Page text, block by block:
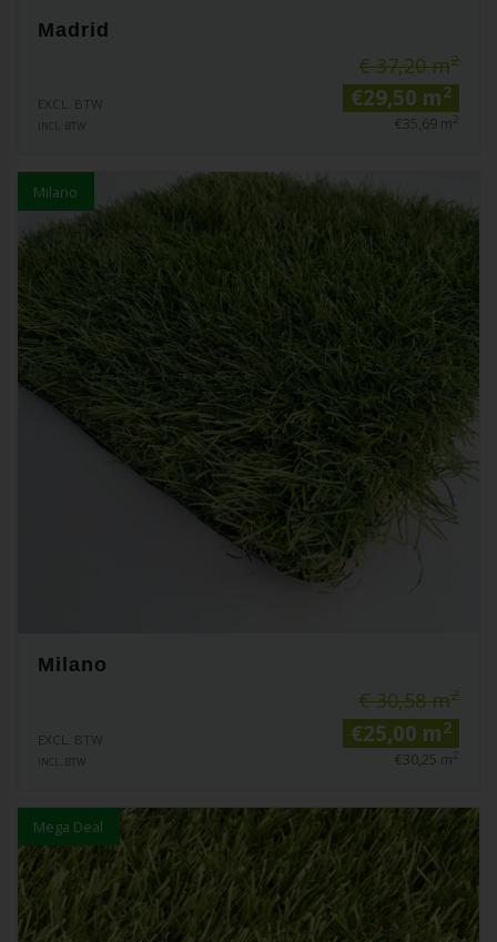
Madrid
€ 37,20 m2
EXCL. BTW €29,50 m2
INCL. BTW €35,69 m2
Milano
Milano
€ 30,58 m2
EXCL. BTW €25,00 m2
INCL. BTW €30,25 m2
Mega Deal